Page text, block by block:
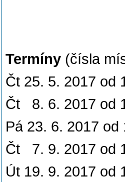
Termíny (čísla
Čt 25. 5. 2017 od
Čt 8. 6. 2017 od
Pá 23. 6. 2017 od
Čt 7. 9. 2017 od
Út 19. 9. 2017 od